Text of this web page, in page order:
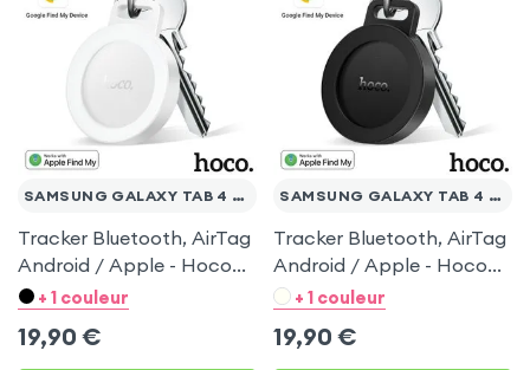
SAMSUNG GALAXY TAB 4 10.1 T530
Tracker Bluetooth, AirTag
Android / Apple - Hoco
Blanc pour Samsung
+ 1 couleur
19,90 €
SAMSUNG GALAXY TAB 4 10.1 T530
Tracker Bluetooth, AirTag
Android / Apple - Hoco
Noir pour Samsung
+ 1 couleur
19,90 €